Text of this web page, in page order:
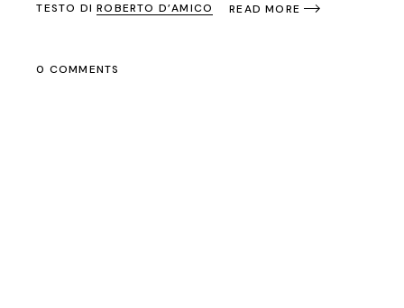
TESTO DIROBERTO D’AMICO READ MORE
0 COMMENTS